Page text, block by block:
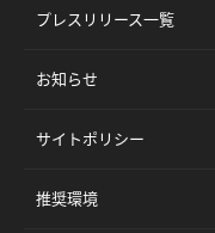
プレスリリース一覧
お知らせ
サイトポリシー
推奨環境